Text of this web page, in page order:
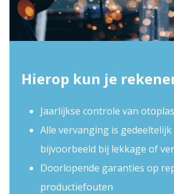
Hierop kun je
Jaarlijkse controle van
Alle vervanging is
bijvoorbeeld bij lekkage of
Doorlopende garanties op
productiefouten